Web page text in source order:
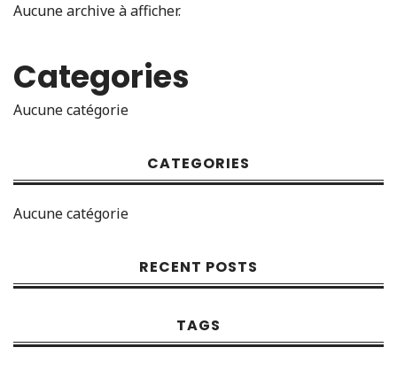
Aucune archive à afficher.
Categories
Aucune catégorie
CATEGORIES
Aucune catégorie
RECENT POSTS
TAGS